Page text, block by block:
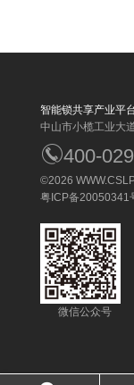
智能锁共享产业平
中山市小榄工业大
400-
©2026
粤ICP备20050341
微信公众号